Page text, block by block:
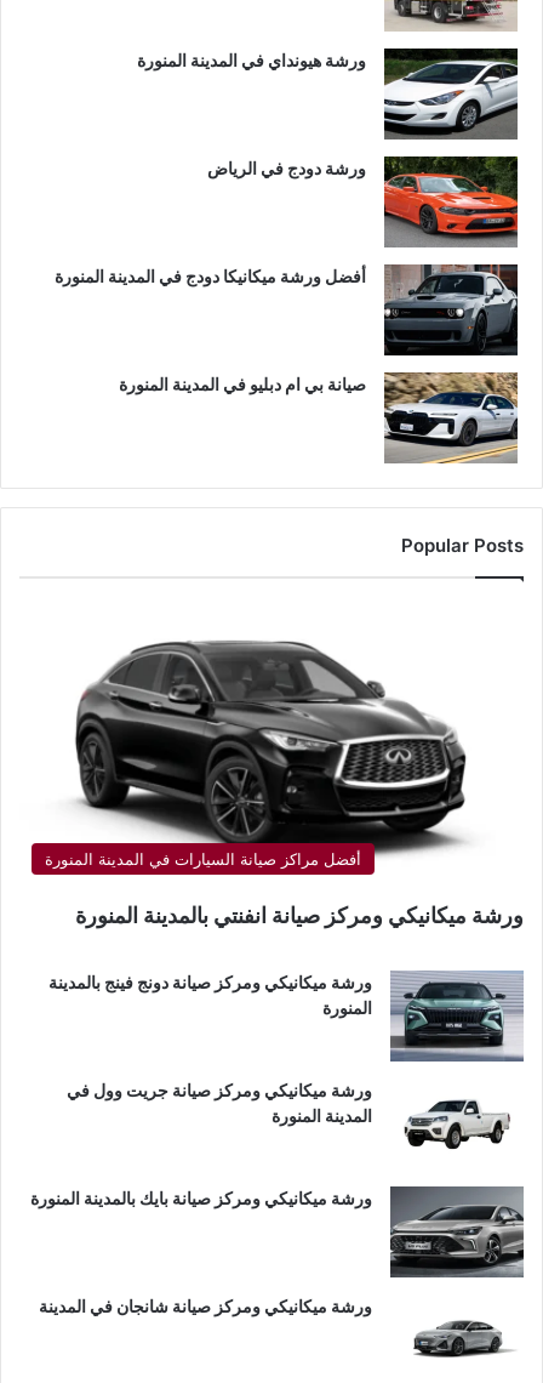
ورشة هيونداي في المدينة المنورة
ورشة دودج في الرياض
أفضل ورشة ميكانيكا دودج في المدينة المنورة
صيانة بي ام دبليو في المدينة المنورة
Popular Posts
أفضل مراكز صيانة السيارات في المدينة المنورة
ورشة ميكانيكي ومركز صيانة انفنتي بالمدينة المنورة
ورشة ميكانيكي ومركز صيانة دونج فينج بالمدينة
المنورة
ورشة ميكانيكي ومركز صيانة جريت وول في
المدينة المنورة
ورشة ميكانيكي ومركز صيانة بايك بالمدينة المنورة
ورشة ميكانيكي ومركز صيانة شانجان في المدينة